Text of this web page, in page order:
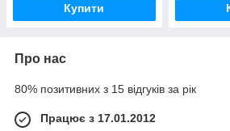
Купити
Про нас
80% позитивних з 15 відгуків за рік
Працює з 17.01.2012